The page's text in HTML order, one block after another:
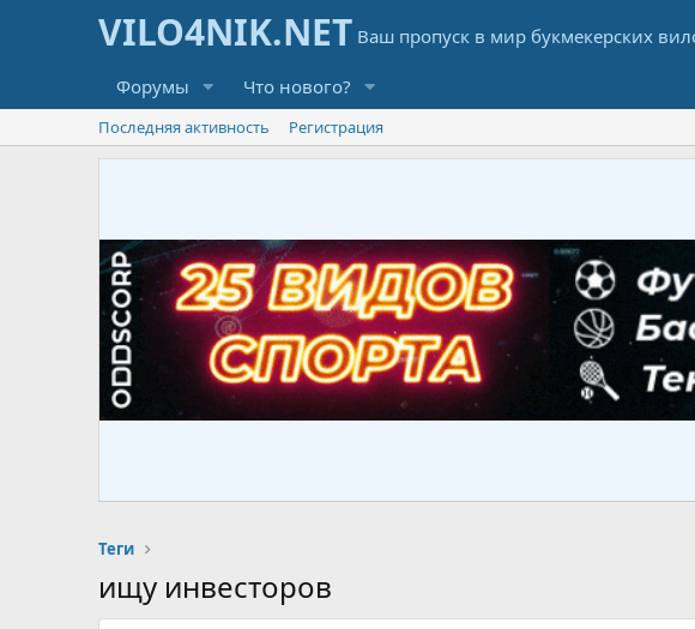
Форумы Что нового?
Последняя активность Регистрация
Теги
ищу инвесторов